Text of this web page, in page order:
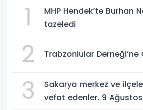
1
MHP Hendek’te Burhan
tazeledi
2 Trabzonlular Derneği’ne
3
Sakarya merkez ve
vefat edenler. 9